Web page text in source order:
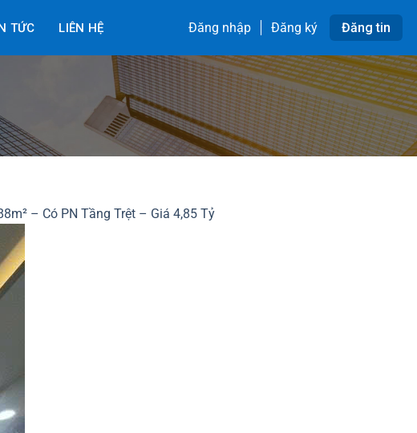
TỨC LIÊN HỆ Đăng nhập Đăng ký Đăng tin
– Có PN Tầng Trệt – Giá 4,85 Tỷ